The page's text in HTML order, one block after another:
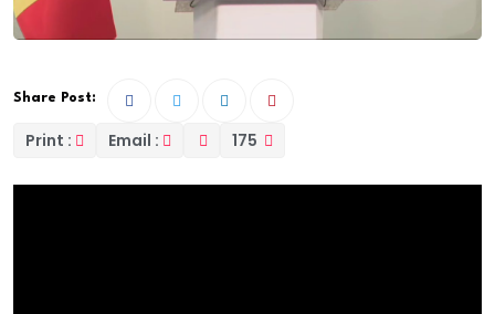
Share Post:
Print : Email : 175